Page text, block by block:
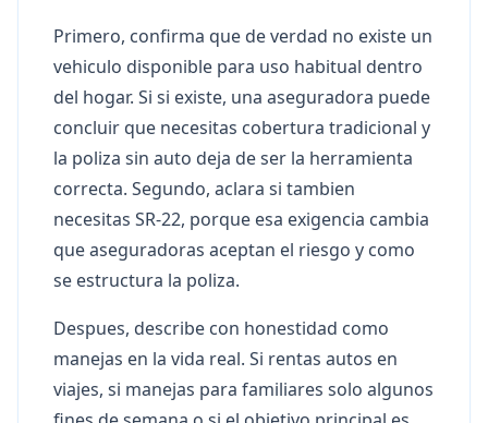
Primero, confirma que de verdad no existe un
vehiculo disponible para uso habitual dentro
del hogar. Si si existe, una aseguradora puede
concluir que necesitas cobertura tradicional y
la poliza sin auto deja de ser la herramienta
correcta. Segundo, aclara si tambien
necesitas SR-22, porque esa exigencia cambia
que aseguradoras aceptan el riesgo y como
se estructura la poliza.
Despues, describe con honestidad como
manejas en la vida real. Si rentas autos en
viajes, si manejas para familiares solo algunos